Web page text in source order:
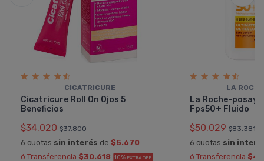
CICATRICURE
Cicatricure Roll On Ojos 5
Beneficios
$34.020 $37.800
6 cuotas sin interés de $5.670
ó Transferencia $30.618 10% EXTRA OFF
LA
La Roche-posay
Fps50+ Fluido
$50.029 $83.381
6 cuotas sin
ó Transferencia